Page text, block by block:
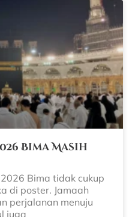
Bima Masih
Bima tidak cukup
di poster. Jamaah
perjalanan menuju
juga